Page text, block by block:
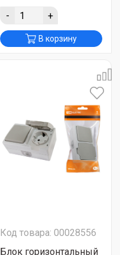
- +
В корзину
Код товара: 00028556
Блок горизонтальный